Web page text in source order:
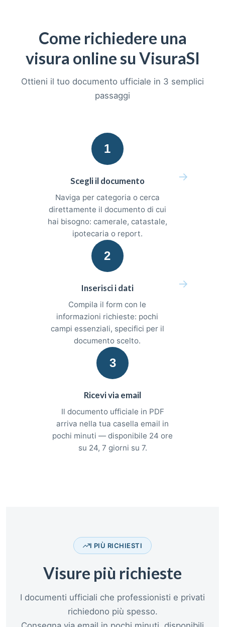
Come richiedere una
visura online su VisuraSI
Ottieni il tuo documento ufficiale in 3 semplici
passaggi
1
Scegli il documento
Naviga per categoria o cerca
direttamente il documento di cui
hai bisogno: camerale, catastale,
ipotecaria o report.
→
2
Inserisci i dati
Compila il form con le
informazioni richieste: pochi
campi essenziali, specifici per il
documento scelto.
→
3
Ricevi via email
Il documento ufficiale in PDF
arriva nella tua casella email in
pochi minuti — disponibile 24 ore
su 24, 7 giorni su 7.
I PIÙ RICHIESTI
Visure più richieste
I documenti ufficiali che professionisti e privati
richiedono più spesso.